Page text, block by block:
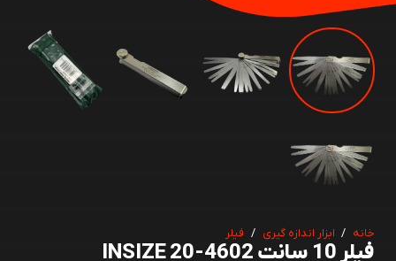
خانه / ابزار اندازه گیری / فیلر
فیلر 10 سانت INSIZE 20-4602